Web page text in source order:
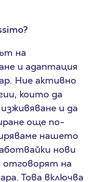
?
на
и адаптация
Ние активно
които да
и да
още по-
нашето
нови
отговорят на
Това включва